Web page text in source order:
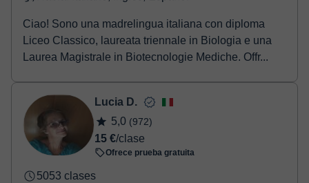
Ciao! Sono una madrelingua italiana con diploma
Liceo Classico, laureata triennale in Biologia e una
Laurea Magistrale in Biotecnologie Mediche. Offr...
Lucia D.
5,0 (972)
15 €/clase
Ofrece prueba gratuita
5053 clases